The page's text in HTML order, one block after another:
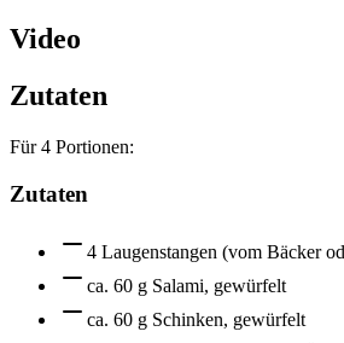
Video
Zutaten
Für4 Portionen:
Zutaten
4 Laugenstangen (vom Bäcker
ca. 60 g Salami, gewürfelt
ca. 60 g Schinken, gewürfelt